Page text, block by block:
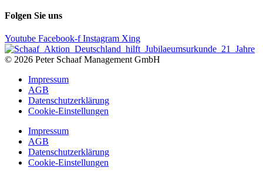
Folgen Sie uns
Youtube Facebook-f Instagram Xing
© 2026 Peter Schaaf Management GmbH
Impressum
AGB
Datenschutzerklärung
Cookie-Einstellungen
Impressum
AGB
Datenschutzerklärung
Cookie-Einstellungen